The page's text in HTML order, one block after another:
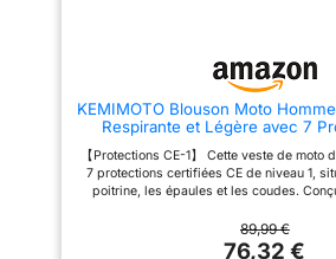
épaules et les coudes pour
De plus, la protection dorsale
amovible en EVA assure une
protection complète contre les
dangers potentiels. La
conception élégante de la
bande réfléchissante améliore
doublure de la veste de moto
KEMIMOTO Blouson Moto
Respirante et Légère avec 7
Amovibles, Veste Réfléchissant
Conduite Motos
【Protections CE-1】 Cette veste de moto
7 protections certifiées CE de niveau 1,
poitrine, les épaules et les coudes.
imprévus, elle est idéale pour tous types
un équipement indispensable pour une
89,99 €
76,32 €